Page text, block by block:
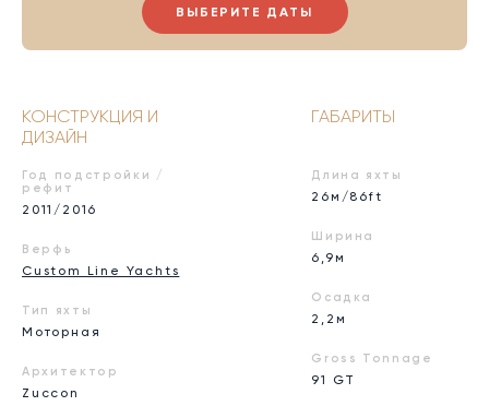
ВЫБЕРИТЕ ДАТЫ
КОНСТРУКЦИЯ И
ДИЗАЙН
Год подстройки /
рефит
2011/2016
Верфь
Custom Line Yachts
Тип яхты
Моторная
Архитектор
Zuccon
ГАБАРИТЫ
Длина яхты
26м/86ft
Ширина
6,9м
Осадка
2,2м
Gross Tonnage
91 GT